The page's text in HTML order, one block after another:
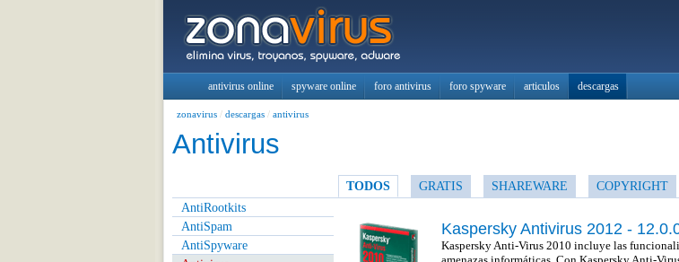
antivirus online spyware online foro antivirus foro spyware articulos descargas
zonavirus/ descargas/ antivirus
Antivirus
AntiRootkits
AntiSpam
AntiSpyware
TODOS GRATIS SHAREWARE COPYRIGHT
Kaspersky Antivirus 2012 -
Kaspersky Anti-Virus 2010 incluye las